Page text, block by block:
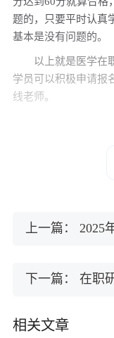
题的，只要平时认真
基本是没有问题的。
以上就是医学在职
学员可以积极申请报
线老师。
（2）医学专业在
上一篇： 2025年报
下一篇： 在职研
相关文章